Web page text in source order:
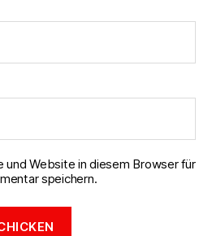
und Website in diesem Browser für
speichern.